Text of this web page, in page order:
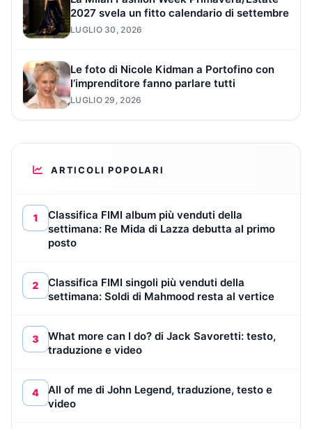
2027 svela un fitto calendario di settembre
LUGLIO 30, 2026
Le foto di Nicole Kidman a Portofino con
l’imprenditore fanno parlare tutti
LUGLIO 29, 2026
ARTICOLI POPOLARI
1
Classifica FIMI album più venduti della
settimana: Re Mida di Lazza debutta al primo
posto
2
Classifica FIMI singoli più venduti della
settimana: Soldi di Mahmood resta al vertice
3
What more can I do? di Jack Savoretti: testo,
traduzione e video
4
All of me di John Legend, traduzione, testo e
video